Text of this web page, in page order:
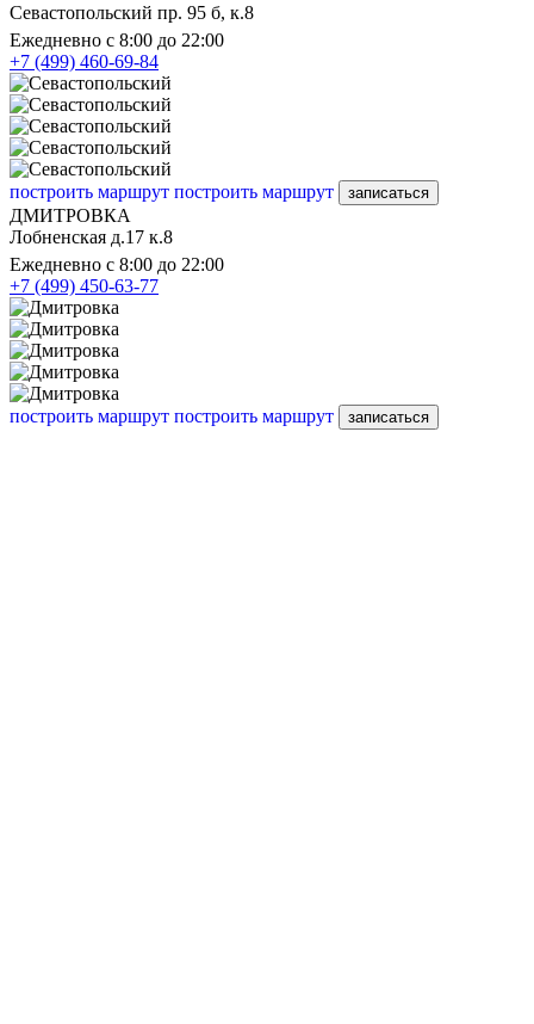
Севастопольский пр. 95 б, к.8
Ежедневно с 8:00 до 22:00
+7 (499) 460-69-84
построить маршрут построить маршрут записаться
ДМИТРОВКА
Лобненская д.17 к.8
Ежедневно с 8:00 до 22:00
+7 (499) 450-63-77
построить маршрут построить маршрут записаться